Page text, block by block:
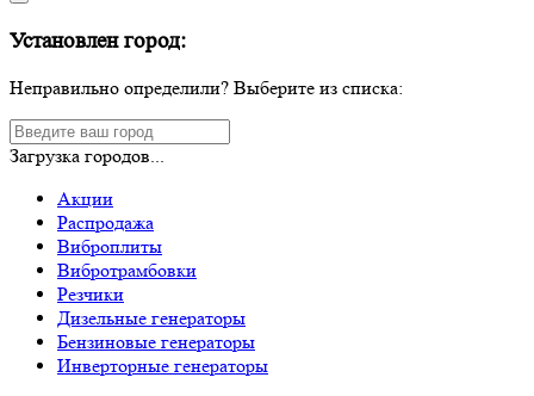
Установлен город:
Неправильно определили? Выберите из списка:
Загрузка городов...
Акции
Распродажа
Виброплиты
Вибротрамбовки
Резчики
Дизельные генераторы
Бензиновые генераторы
Инверторные генераторы